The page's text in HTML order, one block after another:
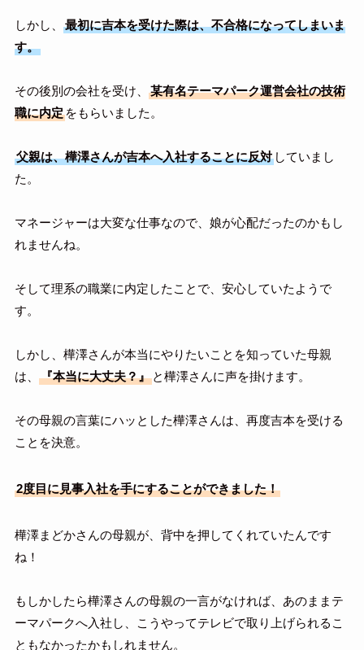
しかし、
最初に吉本を受けた際は、不合格になってしまいま
す。
その後別の会社を受け、
某有名テーマパーク運営会社の技術
職に内定をもらいました。
父親は、樺澤さんが吉本へ入社することに反対していまし
た。
マネージャーは大変な仕事なので、娘が心配だったのかもし
れませんね。
そして理系の職業に内定したことで、安心していたようで
す。
しかし、樺澤さんが本当にやりたいことを知っていた母親
は、
『本当に大丈夫？』と樺澤さんに声を掛けます。
その母親の言葉にハッとした樺澤さんは、再度吉本を受ける
ことを決意。
2度目に見事入社を手にすることができました！
樺澤まどかさんの母親が、背中を押してくれていたんです
ね！
もしかしたら樺澤さんの母親の一言がなければ、あのままテ
ーマパークへ入社し、こうやってテレビで取り上げられるこ
ともなかったかもしれません。